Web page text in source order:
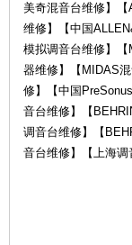
美奇混音台维修】
维修】【中国
模拟调音台维修】
器维修】【MIDAS
修】【中国
音台维修】【
调音台维修】【
音台维修】【上海